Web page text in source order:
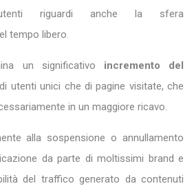
riguardi anche la sfera
tempo libero.
un significativo incremento del
utenti unici che di pagine visitate, che
in un maggiore ricavo.
alla sospensione o annullamento
da parte di moltissimi brand e
del traffico generato da contenuti